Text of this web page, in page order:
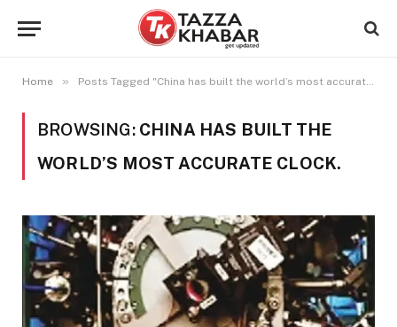
Home » Posts Tagged "China has built the world’s most accurate clock."
BROWSING: CHINA HAS BUILT THE
WORLD’S MOST ACCURATE CLOCK.